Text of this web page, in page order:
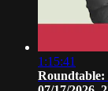
1:15:41
Roundtable: